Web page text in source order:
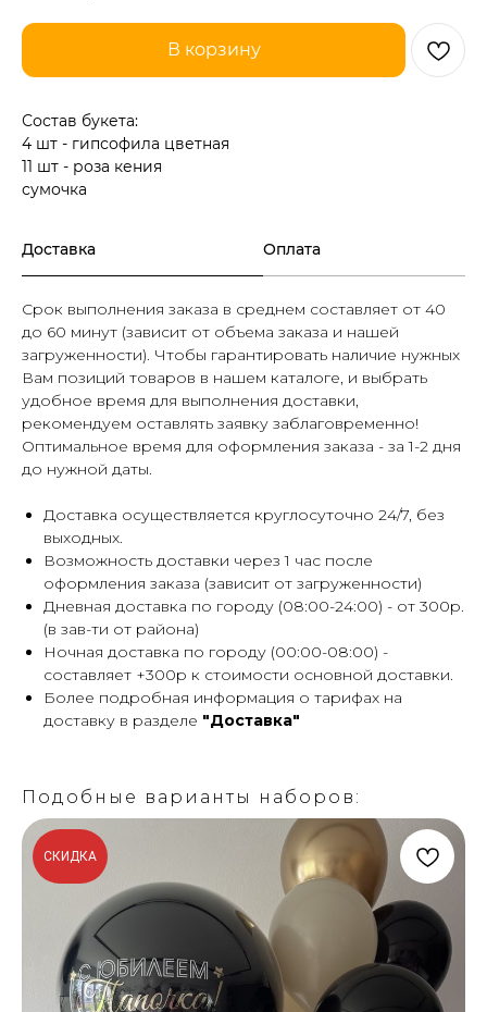
В корзину
Состав букета:
4 шт - гипсофила цветная
11 шт - роза кения
сумочка
Доставка Оплата
Срок выполнения заказа в среднем составляет от 40
до 60 минут (зависит от объема заказа и нашей
загруженности). Чтобы гарантировать наличие нужных
Вам позиций товаров в нашем каталоге, и выбрать
удобное время для выполнения доставки,
рекомендуем оставлять заявку заблаговременно!
Оптимальное время для оформления заказа - за 1-2 дня
до нужной даты.
Доставка осуществляется круглосуточно 24/7, без
выходных.
Возможность доставки через 1 час после
оформления заказа (зависит от загруженности)
Дневная доставка по городу (08:00-24:00) - от 300р.
(в зав-ти от района)
Ночная доставка по городу (00:00-08:00) -
составляет +300р к стоимости основной доставки.
Более подробная информация о тарифах на
доставку в разделе "Доставка"
Подобные варианты наборов:
СКИДКА